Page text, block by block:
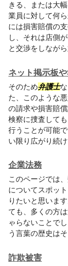
きる、または大
業員に対して何
には損害賠償の
し、それは店側
と交渉をしなが
ネット掲示板
そのため弁護士
た、このような
の請求や損害賠
検察に捜査して
行うことが可能
い限り広がり続
企業法務
このページでは
についてスポッ
りたいと思いま
ても、多くの方
ゃらないことで
う言葉の歴史は
詐欺被害